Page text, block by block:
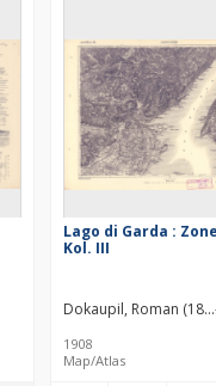
Lago di Garda :
Kol. III
Dokaupil, Roman
1908
Map/Atlas